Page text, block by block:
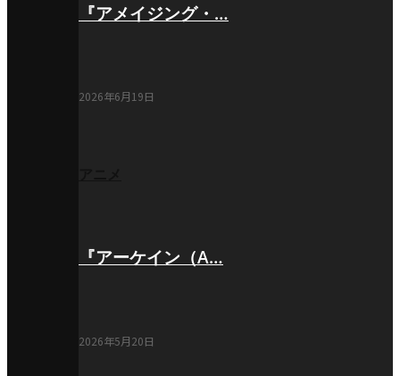
『アメイジング・…
2026年6月19日
『アーケイン（A…
2026年5月20日